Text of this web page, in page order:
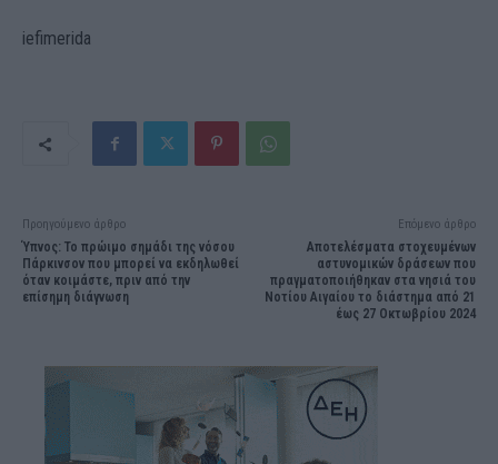
iefimerida
Προηγούμενο άρθρο
Ύπνος: Το πρώιμο σημάδι της νόσου
Πάρκινσον που μπορεί να εκδηλωθεί
όταν κοιμάστε, πριν από την
επίσημη διάγνωση
Επόμενο άρθρο
Αποτελέσματα στοχευμένων
αστυνομικών δράσεων που
πραγματοποιήθηκαν στα νησιά του
Νοτίου Αιγαίου το διάστημα από 21
έως 27 Οκτωβρίου 2024